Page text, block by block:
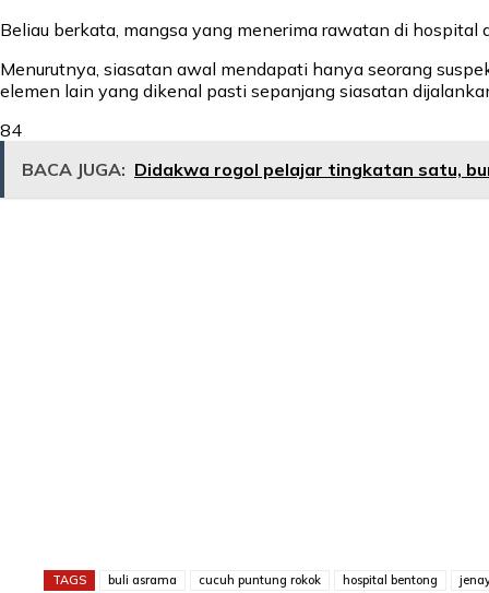
Beliau berkata, mangsa yang menerima rawatan di
Menurutnya, siasatan awal mendapati hanya seorang
elemen lain yang dikenal pasti sepanjang siasatan
84
BACA JUGA: Didakwa rogol pelajar tingkatan satu,
TAGS buli asrama cucuh puntung rokok hospital bentong